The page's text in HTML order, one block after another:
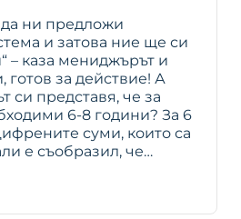
ни предложи
и затова ние ще си
– каза мениджърът и
готов за действие! А
си представя, че за
6-8 години? За 6
суми, които са
е съобразил, че…